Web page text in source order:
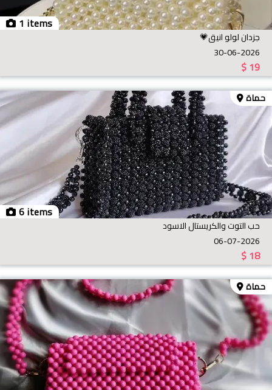
1 items
جزدان لولو انيق💗
30-06-2026
$19
6 items
حماة
حب التوت والكريستال الاسود
06-07-2026
$18
حماة